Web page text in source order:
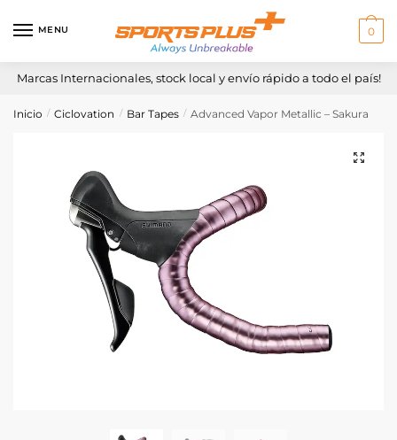
MENU 0
Marcas Internacionales, stock local y envío rápido a todo el país!
Inicio / Ciclovation / Bar Tapes / Advanced Vapor Metallic – Sakura